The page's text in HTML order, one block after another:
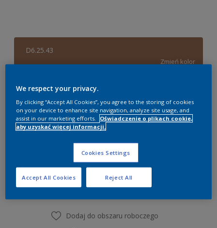
D6.25.43
Zmień kolor
Rozmiar
0,84 litra 2,03 litra 8,37 litra
Ilość Kalkulator farby
Dodaj do listy zakupów
Dodaj do obszaru roboczego
We respect your privacy.
By clicking “Accept All Cookies”, you agree to the storing of cookies
on your device to enhance site navigation, analyze site usage, and
assist in our marketing efforts.
Oświadczenie o plikach cookie,
aby uzyskać więcej informacji.
Cookies Settings
Reject All
Accept All Cookies